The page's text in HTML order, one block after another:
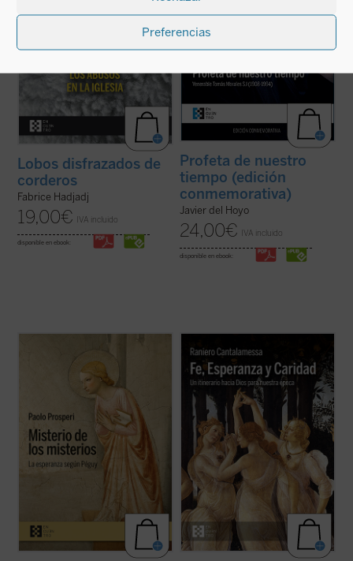
Preferencias
Lobos disfrazados de
corderos
Fabrice Hadjadj
19,00€ IVA incluido
disponible en ebook:
Profeta de nuestro
tiempo (edición
conmemorativa)
Javier del Hoyo
24,00€ IVA incluido
disponible en ebook:
objetivo más circunscrito, pero no menos
difícil: intentar comprender las razones que
llevan al autor de este ...(ver ficha)
a los lectores en un viaje hacia la
comprensión de las virtudes teologales: Fe,
Esperanza y Caridad, con la certeza de que
no hay ningún contenido de la fe, por
elevado que sea, que no pueda hacerse ...
(ver ficha)